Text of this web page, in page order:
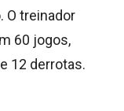
O treinador
60 jogos,
12 derrotas.